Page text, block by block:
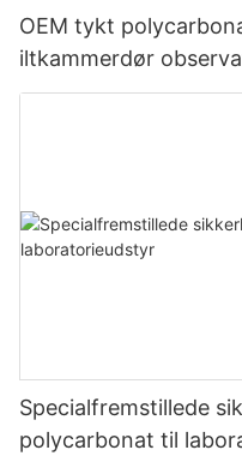
OEM tykt
iltkammerdør
Specialfremstillede
polycarbonat til